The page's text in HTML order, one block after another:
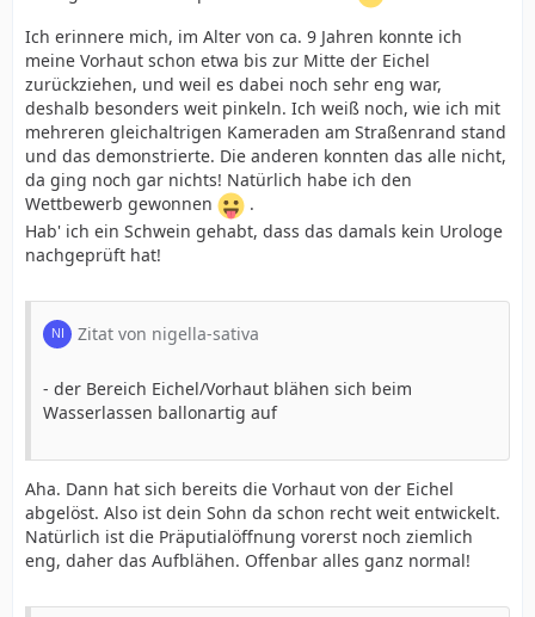
Ich erinnere mich, im Alter von ca. 9 Jahren konnte ich
meine Vorhaut schon etwa bis zur Mitte der Eichel
zurückziehen, und weil es dabei noch sehr eng war,
deshalb besonders weit pinkeln. Ich weiß noch, wie ich mit
mehreren gleichaltrigen Kameraden am Straßenrand stand
und das demonstrierte. Die anderen konnten das alle nicht,
da ging noch gar nichts! Natürlich habe ich den
Wettbewerb gewonnen
.
Hab' ich ein Schwein gehabt, dass das damals kein Urologe
nachgeprüft hat!
Zitat von nigella-sativa
- der Bereich Eichel/Vorhaut blähen sich beim
Wasserlassen ballonartig auf
Aha. Dann hat sich bereits die Vorhaut von der Eichel
abgelöst. Also ist dein Sohn da schon recht weit entwickelt.
Natürlich ist die Präputialöffnung vorerst noch ziemlich
eng, daher das Aufblähen. Offenbar alles ganz normal!